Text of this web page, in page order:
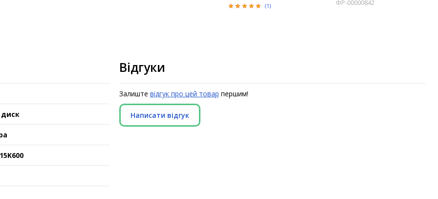
(1) ФР-00000842
Відгуки
Залиште відгук про цей товар першим!
Написати відгук